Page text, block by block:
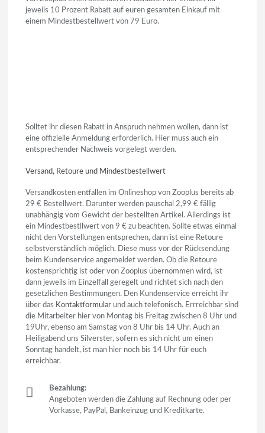
jeweils 10 Prozent Rabatt auf euren gesamten Einkauf mit
einem Mindestbestellwert von 79 Euro.
Solltet ihr diesen Rabatt in Anspruch nehmen wollen, dann ist
eine offizielle Anmeldung erforderlich. Hier muss auch ein
entsprechender Nachweis vorgelegt werden.
Versand, Retoure und Mindestbestellwert
Versandkosten entfallen im Onlineshop von Zooplus bereits ab
29 € Bestellwert. Darunter werden pauschal 2,99 € fällig
unabhängig vom Gewicht der bestellten Artikel. Allerdings ist
ein Mindestbestllwert von 9 € zu beachten. Sollte etwas einmal
nicht den Vorstellungen entsprechen, dann ist eine Retoure
selbstverständlich möglich. Diese muss vor der Rücksendung
beim Kundenservice angemeldet werden. Ob die Retoure
kostensprichtig ist oder von Zooplus übernommen wird, ist
dann jeweils im Einzelfall geregelt und richtet sich nach den
gesetzlichen Bestimmungen. Den Kundenservice erreicht ihr
über das Kontaktformular und auch telefonisch. Errreichbar sind
die Mitarbeiter hier von Montag bis Freitag zwischen 8 Uhr und
19Uhr, ebenso am Samstag von 8 Uhr bis 14 Uhr. Auch an
Heiligabend uns Silverster, sofern es sich nicht um einen
Sonntag handelt, ist man hier noch bis 14 Uhr für euch
erreichbar.
Bezahlung:
Angeboten werden die Zahlung auf Rechnung oder per
Vorkasse, PayPal, Bankeinzug und Kreditkarte.